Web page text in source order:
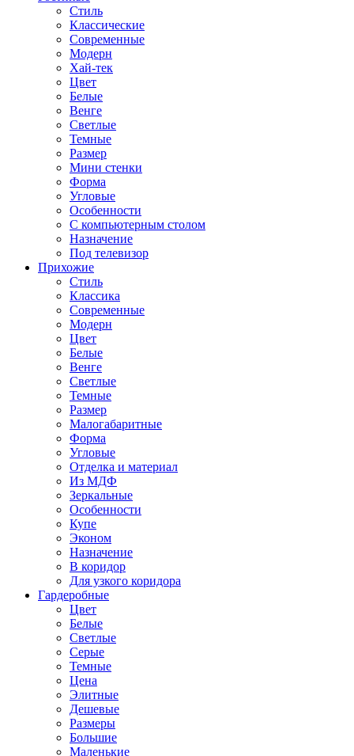
Стиль
Классические
Современные
Модерн
Хай-тек
Цвет
Белые
Венге
Светлые
Темные
Размер
Мини стенки
Форма
Угловые
Особенности
С компьютерным столом
Назначение
Под телевизор
Прихожие
Стиль
Классика
Современные
Модерн
Цвет
Белые
Венге
Светлые
Темные
Размер
Малогабаритные
Форма
Угловые
Отделка и материал
Из МДФ
Зеркальные
Особенности
Купе
Эконом
Назначение
В коридор
Для узкого коридора
Гардеробные
Цвет
Белые
Светлые
Серые
Темные
Цена
Элитные
Дешевые
Размеры
Большие
Маленькие